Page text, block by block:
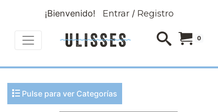
¡Bienvenido! Entrar/ Registro
0
Pulse para ver Categorías